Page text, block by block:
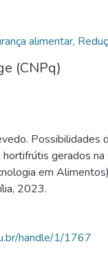
alimentar,
(CNPq)
Possibilidades
gerados
em
2023.
handle/1/1767